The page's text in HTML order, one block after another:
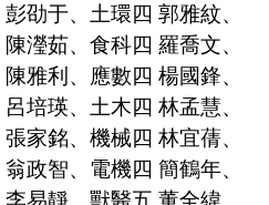
彭劭于、土環四 郭雅紋、
陳瀅茹、食科四 羅喬文、
陳雅利、應數四 楊國鋒、
呂培瑛、 土木四 林孟慧、
張家銘、機械四 林宜蒨、
翁政智、電機四 簡鶴年、
李易靜、獸醫五 董全緯、